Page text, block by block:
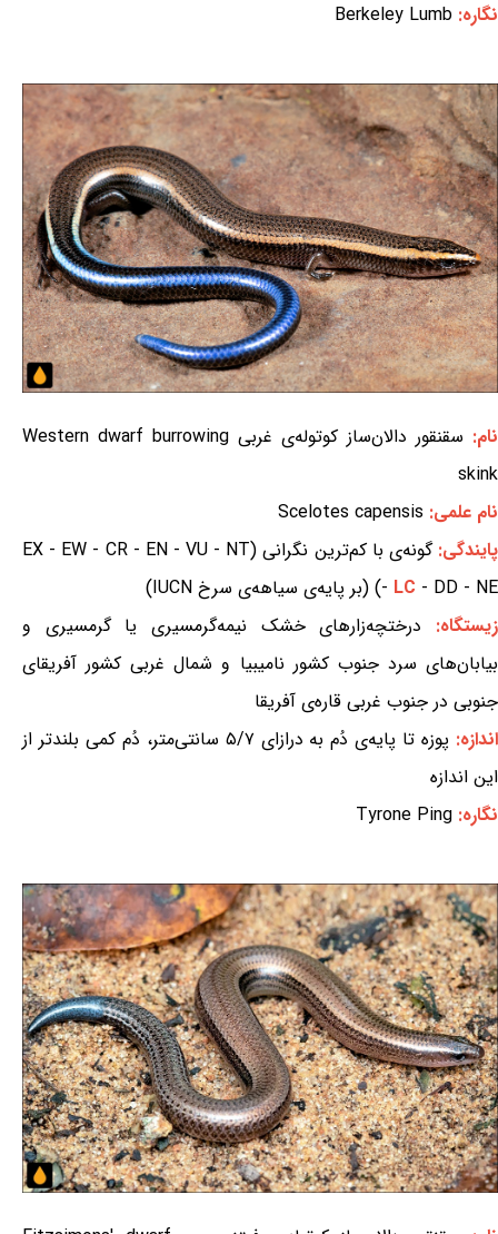
نگاره: Berkeley Lumb
نام:
سقنقور دالان‌ساز کوتوله‌ی غربی Western dwarf burrowing
skink
نام علمی: Scelotes capensis
پایندگی:
گونه‌ی با کم‌ترین نگرانی (EX - EW - CR - EN - VU - NT
- LC - DD - NE) (بر پایه‌ی سیاهه‌ی سرخ IUCN)
زیستگاه: درختچه‌زارهای خشک نیمه‌گرمسیری یا گرمسیری و
بیابان‌های سرد جنوب کشور نامیبیا و شمال غربی کشور آفریقای
جنوبی در جنوب غربی قاره‌ی آفریقا
اندازه:
پوزه تا پایه‌ی دُم به درازای ۵/۷ سانتی‌متر، دُم کمی بلندتر از
این اندازه
نگاره: Tyrone Ping